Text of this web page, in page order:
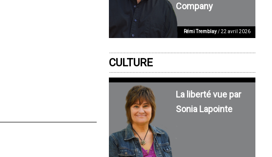
Company
Rémi Tremblay/ 22 avril 2026
CULTURE
La liberté vue par
Sonia Lapointe